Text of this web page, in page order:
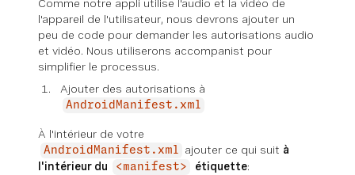
Comme notre appli utilise l'audio et la vidéo de
l'appareil de l'utilisateur, nous devrons ajouter un
peu de code pour demander les autorisations audio
et vidéo. Nous utiliserons accompanist pour
simplifier le processus.
Ajouter des autorisations à
AndroidManifest.xml
À l'intérieur de votre
AndroidManifest.xml ajouter ce qui suit à
l'intérieur du
<manifest> étiquette: